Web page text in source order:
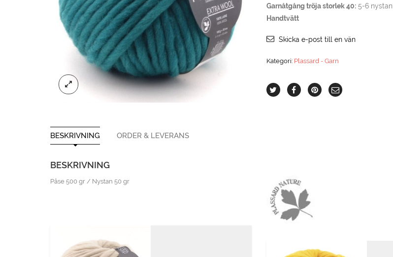
Garnåtgång tröja storlek 40:5-6 nystan
Handtvätt
Skicka e-post till en vän
Kategori: Plassard - Garn
BESKRIVNING ORDER & LEVERANS
BESKRIVNING
Påse 500 gr / Nystan 50 gr